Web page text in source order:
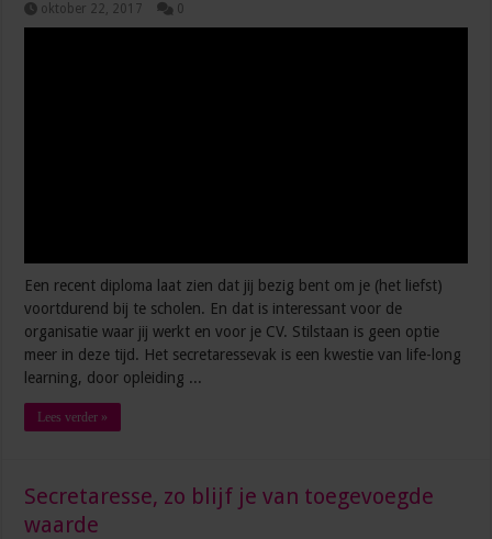
oktober 22, 2017 0
Een recent diploma laat zien dat jij bezig bent om je (het liefst)
voortdurend bij te scholen. En dat is interessant voor de
organisatie waar jij werkt en voor je CV. Stilstaan is geen optie
meer in deze tijd. Het secretaressevak is een kwestie van life-long
learning, door opleiding ...
Lees verder »
Secretaresse, zo blijf je van toegevoegde
waarde